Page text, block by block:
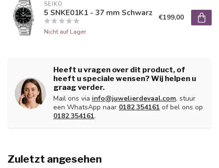
SEIKO
5 SNKE01K1 - 37 mm Schwarz
Nicht auf Lager
€199,00
Heeft u vragen over dit product, of
heeft u speciale wensen? Wij helpen u
graag verder.
Mail ons via info@juwelierdevaal.com, stuur
een WhatsApp naar 0182 354161 of bel ons op
0182 354161.
Zuletzt angesehen